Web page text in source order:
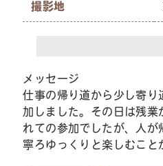
撮影地
メッセージ
仕事の帰り道から少し寄り
加しました。その日は残業
れての参加でしたが、人が
寧ろゆっくりと楽しむこと